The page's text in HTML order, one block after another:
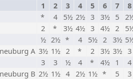
1 2 3 4 5 6 7
8
* 4 5½ 2½ 3 3½ 5
2 * 3½ 4½ 3 4½ 2
½ 2½ * 4 5½ 2 3½
A 3½ 1½ 2 * 2 3½ 3½ 3
3 3 ½ 4 * 4½ 1
4
B 2½ 1½ 4 2½ 1½ * 5
3